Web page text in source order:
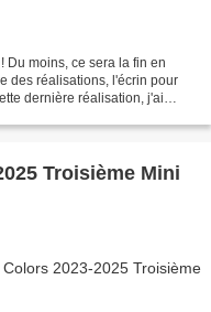
Du moins, ce sera la fin en
des réalisations, l'écrin pour
dernière réalisation, j'ai
Troisième Mini